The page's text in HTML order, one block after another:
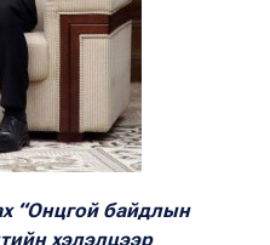
“Онцгой байдлын
хэлэлцээр